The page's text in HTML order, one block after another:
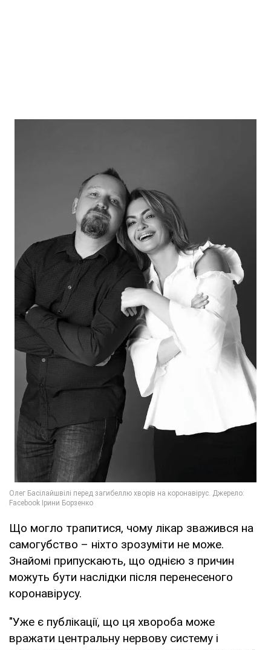
Що могло трапитися, чому лікар зважився на
самогубство – ніхто зрозуміти не може.
Знайомі припускають, що однією з причин
можуть бути наслідки після перенесеного
коронавірусу.
"Уже є публікації, що ця хвороба може
вражати центральну нервову систему і